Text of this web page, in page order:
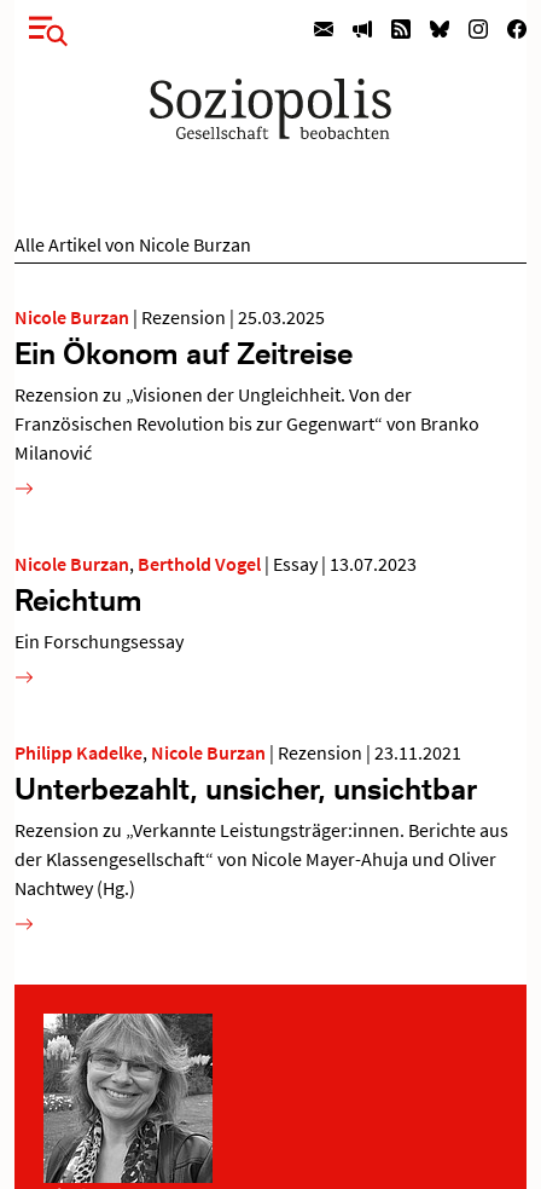
Alle Artikel von Nicole Burzan
Nicole Burzan | Rezension | 25.03.2025
Ein Ökonom auf Zeitreise
Rezension zu „Visionen der Ungleichheit. Von der
Französischen Revolution bis zur Gegenwart“ von Branko
Milanović
Nicole Burzan, Berthold Vogel | Essay| 13.07.2023
Reichtum
Ein Forschungsessay
Philipp Kadelke, Nicole Burzan | Rezension | 23.11.2021
Unterbezahlt, unsicher, unsichtbar
Rezension zu „Verkannte Leistungsträger:innen. Berichte aus
der Klassengesellschaft“ von Nicole Mayer-Ahuja und Oliver
Nachtwey (Hg.)